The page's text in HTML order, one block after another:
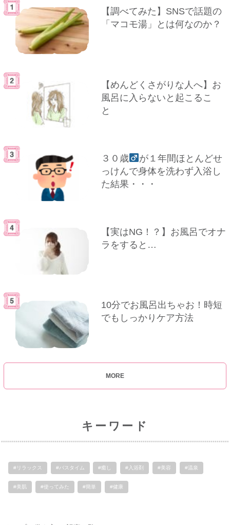
【調べてみた】SNSで話題の
「マコモ湯」とは何なのか？
【めんどくさがりな人へ】お
風呂に入らないと起こるこ
と
３０歳
が１年間ほとんどせ
っけんで身体を洗わず入浴し
た結果・・・
【実はNG！？】お風呂でオナ
ラをすると…
10分でお風呂出ちゃお！時短
でもしっかりケア方法
MORE
キーワード
#リラックス #バスタイム #癒し #入浴剤 #美容 #温泉
#美肌 #使ってみた #簡単 #健康